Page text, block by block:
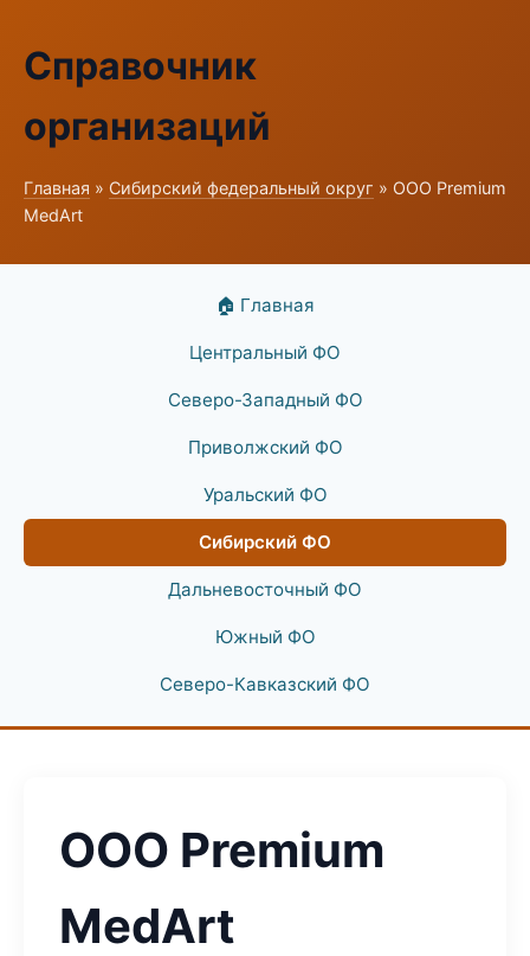
Справочник
организаций
Главная » Сибирский федеральный округ » ООО Premium
MedArt
🏠 Главная
Центральный ФО
Северо-Западный ФО
Приволжский ФО
Уральский ФО
Сибирский ФО
Дальневосточный ФО
Южный ФО
Северо-Кавказский ФО
ООО Premium
MedArt